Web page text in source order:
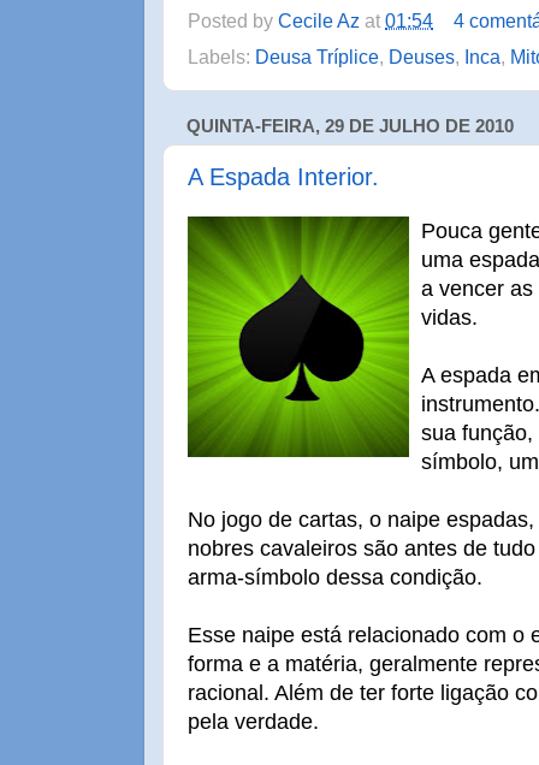
Posted by Cecile Az at 01:54
4
Labels: Deusa Tríplice, Deuses, Inca,
QUINTA-FEIRA, 29 DE JULHO DE 2010
A Espada Interior.
Pouca
uma
a vencer
vidas.
A espada
sua
símbolo,
No jogo de cartas, o naipe
nobres cavaleiros são antes de
arma-símbolo dessa condição.
Esse naipe está relacionado com o
forma e a matéria, geralmente
racional. Além de ter forte ligação
pela verdade.